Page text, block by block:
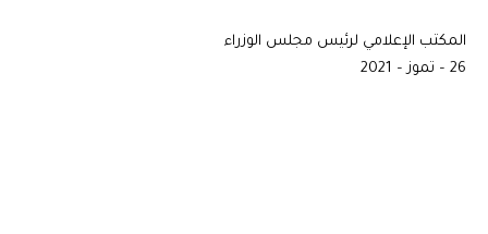
المكتب الإعلامي لرئيس مجلس الوزراء
26 – تموز – 2021